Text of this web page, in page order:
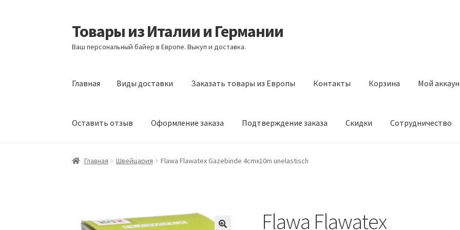
Перейти
к
навигации
Перейти
к
содержимому
Товары из Италии и Германии
Ваш персональный байер в Европе. Выкуп и доставка.
Главная Виды доставки Заказать товары из Европы Контакты Корзина Мой
Оставить отзыв Оформление заказа Подтверждение заказа Скидки Сотрудничество
Главная Виды доставки Заказать товары из Европы Контакты Корзина
Главная Швейцария Flawa Flawatex Gazebinde 4cmx10m unelastisch
Flawa Flawatex